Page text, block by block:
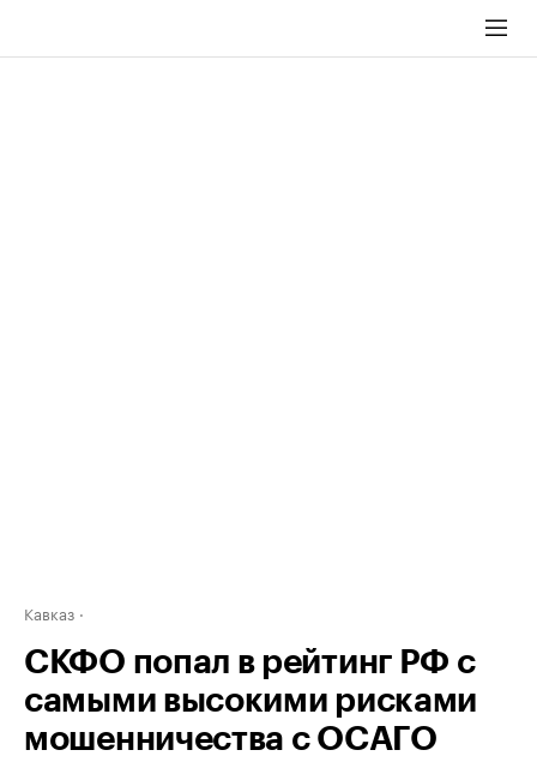
Кавказ
СКФО попал в рейтинг РФ с
самыми высокими рисками
мошенничества с ОСАГО